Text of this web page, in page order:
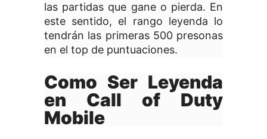
las partidas que gane o pierda. En
este sentido, el rango leyenda lo
tendrán las primeras 500 presonas
en el top de puntuaciones.
Como Ser Leyenda
en Call of Duty
Mobile